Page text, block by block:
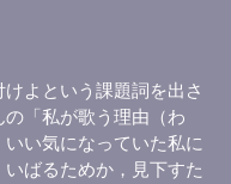
よという課題詞を出さ
「私が歌う理由（わ
い気になっていた私に
ばるためか，見下すた